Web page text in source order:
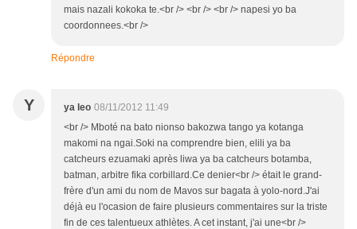
mais nazali kokoka te.<br /> <br /> <br /> napesi yo ba
coordonnees.<br />
Répondre
Y ya leo 08/11/2012 11:49
<br /> Mboté na bato nionso bakozwa tango ya kotanga
makomi na ngai.Soki na comprendre bien, elili ya ba
catcheurs ezuamaki après liwa ya ba catcheurs botamba,
batman, arbitre fika corbillard.Ce denier<br /> était le grand-
frère d'un ami du nom de Mavos sur bagata à yolo-nord.J'ai
déjà eu l'ocasion de faire plusieurs commentaires sur la triste
fin de ces talentueux athlètes. A cet instant, j'ai une<br />